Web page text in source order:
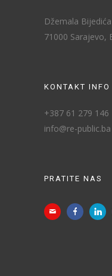
Džemala Bijedića
71000 Sarajevo,
KONTAKT INFO
+387 61 279 146
info@re-public.ba
PRATITE NAS